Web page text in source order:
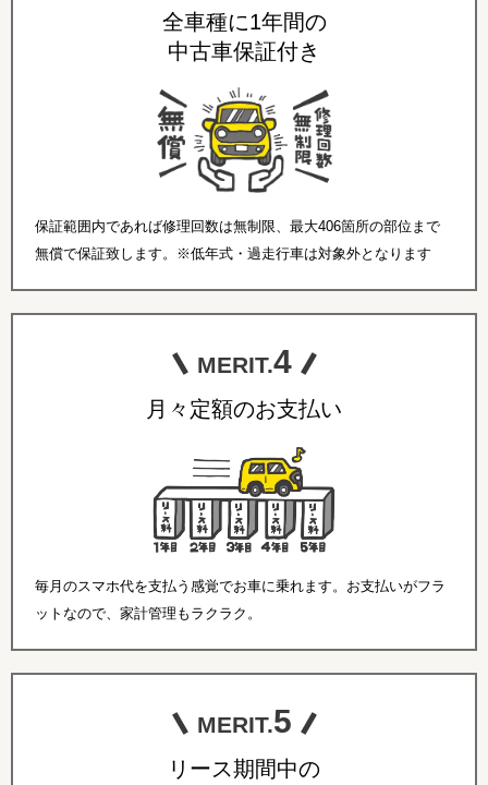
全車種に1年間の
中古車保証付き
保証範囲内であれば修理回数は無制限、最大406箇所の部位まで
無償で保証致します。※低年式・過走行車は対象外となります
MERIT.4
月々定額のお支払い
毎月のスマホ代を支払う感覚でお車に乗れます。お支払いがフラ
ットなので、家計管理もラクラク。
MERIT.5
リース期間中の